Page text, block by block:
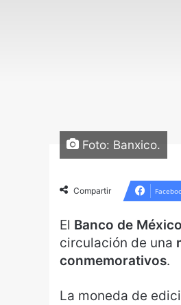
Foto: Banxico.
Compartir
El Banco de México
circulación de una
conmemorativos.
La moneda de